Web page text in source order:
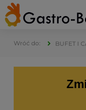
BUFET I